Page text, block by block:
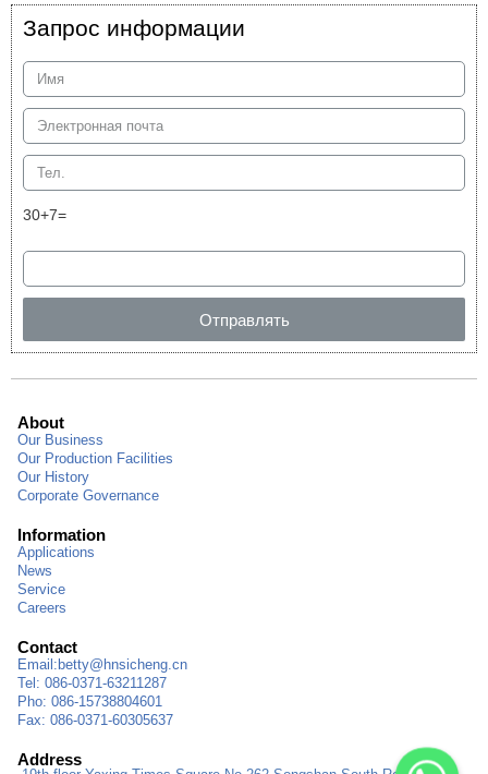
Запрос информации
30+7=
Отправлять
About
Our Business
Our Production Facilities
Our History
Corporate Governance
Information
Applications
News
Service
Careers
Contact
Email: betty@hnsicheng.cn
Tel: 086-0371-63211287
Pho: 086-15738804601
Fax: 086-0371-60305637
Address